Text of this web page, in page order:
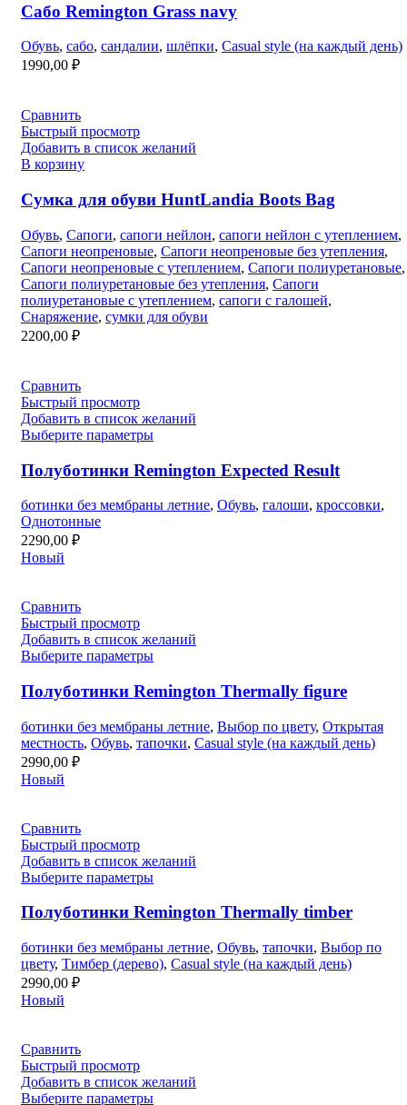
Сабо Remington Grass navy
Обувь, сабо, сандалии, шлёпки, Casual style (на каждый день)
1990,00 ₽
Сравнить
Быстрый просмотр
Добавить в список желаний
В корзину
Сумка для обуви HuntLandia Boots Bag
Обувь, Сапоги, сапоги нейлон, сапоги нейлон с утеплением,
Сапоги неопреновые, Сапоги неопреновые без утепления,
Сапоги неопреновые с утеплением, Сапоги полиуретановые,
Сапоги полиуретановые без утепления, Сапоги
полиуретановые с утеплением, сапоги с галошей,
Снаряжение, сумки для обуви
2200,00 ₽
Сравнить
Быстрый просмотр
Добавить в список желаний
Выберите параметры
Полуботинки Remington Expected Result
ботинки без мембраны летние, Обувь, галоши, кроссовки,
Однотонные
2290,00 ₽
Новый
Сравнить
Быстрый просмотр
Добавить в список желаний
Выберите параметры
Полуботинки Remington Thermally figure
ботинки без мембраны летние, Выбор по цвету, Открытая
местность, Обувь, тапочки, Casual style (на каждый день)
2990,00 ₽
Новый
Сравнить
Быстрый просмотр
Добавить в список желаний
Выберите параметры
Полуботинки Remington Thermally timber
ботинки без мембраны летние, Обувь, тапочки, Выбор по
цвету, Тимбер (дерево), Casual style (на каждый день)
2990,00 ₽
Новый
Сравнить
Быстрый просмотр
Добавить в список желаний
Выберите параметры